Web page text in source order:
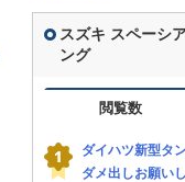
スズキ スペーシ
ング
閲覧数
ダイハツ新型タ
ダメ出しお願い